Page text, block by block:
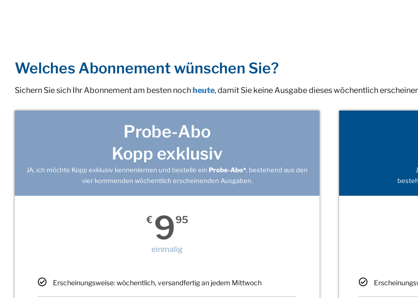
Welches Abonnement wünschen Sie?
Sichern Sie sich Ihr Abonnement am besten nochheute, damit Sie keine Ausgabe dieses wöchentlich
Probe-Abo
Kopp exklusiv
JA, ich möchte Kopp exklusiv kennenlernen und bestelle ein Probe-Abo*, bestehend aus den
vier kommenden wöchentlich erscheinenden Ausgaben.
€ 995
einmalig
Erscheinungsweise: wöchentlich, versandfertig an jedem Mittwoch